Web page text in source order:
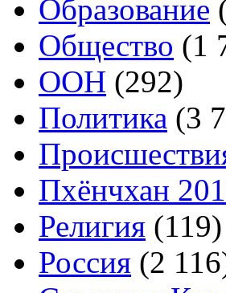
Образование
Общество (1
ООН (292)
Политика (3
Пхёнчхан
Религия (119)
Россия (2